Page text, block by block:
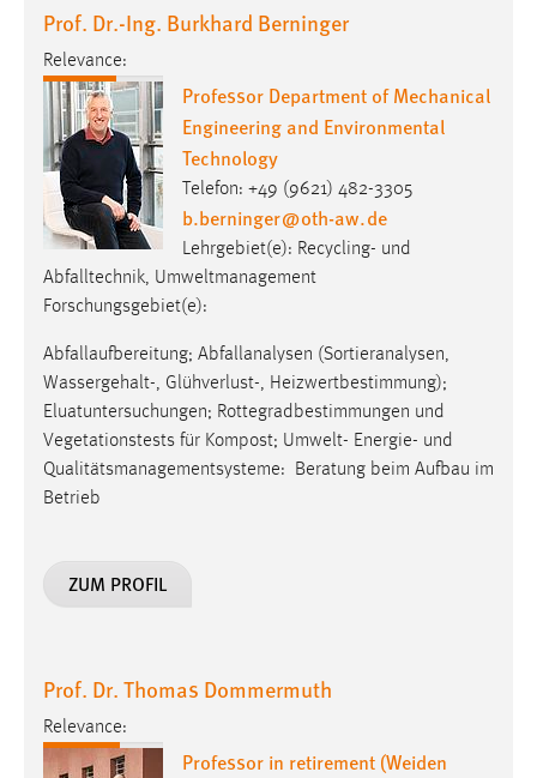
Prof. Dr.-Ing. Burkhard Berninger
Relevance:
Professor Department of Mechanical
Engineering and Environmental
Technology
Telefon: +49 (9621) 482-3305
b.berninger@oth-aw.de
Lehrgebiet(e): Recycling- und
Abfalltechnik, Umweltmanagement
Forschungsgebiet(e):
Abfallaufbereitung; Abfallanalysen (Sortieranalysen,
Wassergehalt-, Glühverlust-, Heizwertbestimmung);
Eluatuntersuchungen; Rottegradbestimmungen und
Vegetationstests für Kompost; Umwelt- Energie- und
Qualitätsmanagementsysteme: Beratung beim Aufbau im
Betrieb
ZUM PROFIL
Prof. Dr. Thomas Dommermuth
Relevance:
Professor in retirement (Weiden